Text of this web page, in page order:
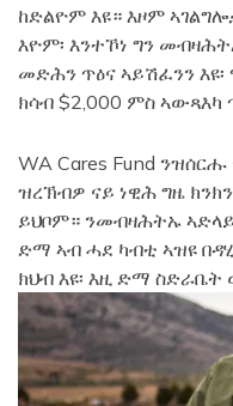
ከድልዮም እዩ። እዞም
እዮም፡ እንተኾነ ግን
መድሕን ጥዕና ኣይሽፈንን
ክሳብ $2,000 ምስ ኣውጻእካ
WA Cares Fund
ዝረኽብዎ ናይ ነዊሕ ግዜ
ይህቦም። ንመብዛሕትኡ
ድማ ኣብ ሓደ ካብቲ ኣዝዩ
ክህብ እዩ፡ እዚ ድማ